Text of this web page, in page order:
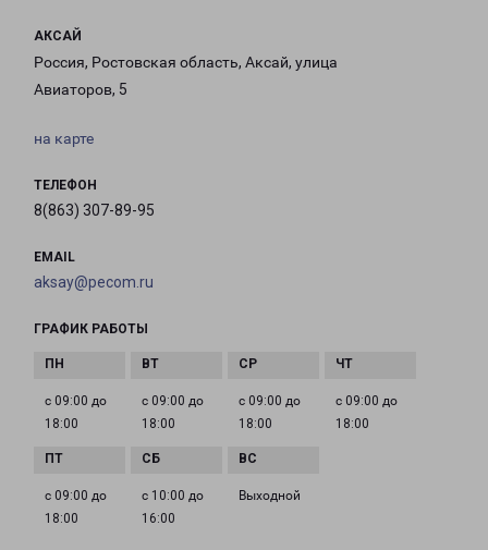
АКСАЙ
Россия, Ростовская область, Аксай, улица
Авиаторов, 5
на карте
ТЕЛЕФОН
8(863) 307-89-95
EMAIL
aksay@pecom.ru
ГРАФИК РАБОТЫ
с 09:00 до
18:00
с 09:00 до
18:00
с 09:00 до
18:00
с 09:00 до
18:00
с 09:00 до
18:00
с 10:00 до
16:00
Выходной